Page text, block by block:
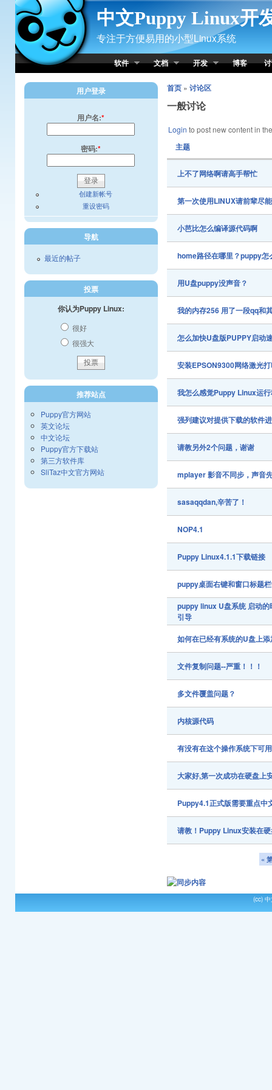
Skip to Content
中文Puppy Linux开
专注于方便易用的小型Linux系统
软件 文档 开发 博客
首页» 讨论区
一般讨论
Login to post new content in
主题
上不了网络啊请高手帮忙
第一次使用LINUX请前辈尽
小芭比怎么编译源代码啊
home路径在哪里？puppy怎
用U盘puppy没声音？
我的内存256 用了一段qq和
怎么加快U盘版PUPPY启动
安装EPSON9300网络激光
我怎么感觉Puppy Linux运
强列建议对提供下载的软件
请教另外2个问题，谢谢
mplayer 影音不同步，声音
sasaqqdan,辛苦了！
NOP4.1
Puppy Linux4.1.1下载链接
puppy桌面右键和窗口标题
puppy linux U盘系统 启动
引导
如何在已经有系统的U盘上
文件复制问题--严重！！！
多文件覆盖问题？
内核源代码
有没有在这个操作系统下可
大家好,第一次成功在硬盘上
Puppy4.1正式版需要重点中
请教！Puppy Linux安装在
«
用户登录
用户名:*
密码:*
创建新帐号
重设密码
导航
最近的帖子
投票
你认为Puppy Linux:
很好
很强大
推荐站点
Puppy官方网站
英文论坛
中文论坛
Puppy官方下载站
第三方软件库
SliTaz中文官方网站
(cc)中